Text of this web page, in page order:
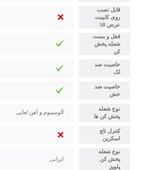
قابل نصب
روی کابینت
عرض 50
قفل و بست
شعله پخش
کن
خاصیت ضد
لک
خاصیت ضد
خش
نوع شعله
پخش کن ها
آلومینیوم و آهن لعابی
کنترل تاچ
اسکرین
نوع شعله
پخش کن
پلوپز
ایرانی